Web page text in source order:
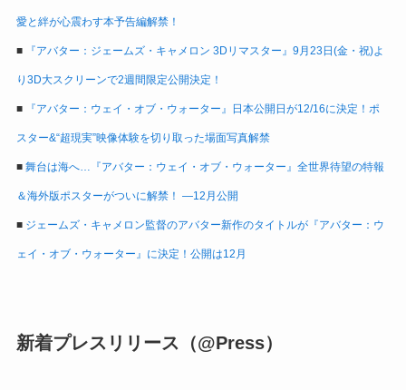
愛と絆が心震わす本予告編解禁！
■ 『アバター：ジェームズ・キャメロン 3Dリマスター』9月23日(金・祝)よ
り3D大スクリーンで2週間限定公開決定！
■ 『アバター：ウェイ・オブ・ウォーター』日本公開日が12/16に決定！ポ
スター&“超現実”映像体験を切り取った場面写真解禁
■ 舞台は海へ…『アバター：ウェイ・オブ・ウォーター』全世界待望の特報
＆海外版ポスターがついに解禁！ ―12月公開
■ ジェームズ・キャメロン監督のアバター新作のタイトルが『アバター：ウ
ェイ・オブ・ウォーター』に決定！公開は12月
新着プレスリリース（@Press）